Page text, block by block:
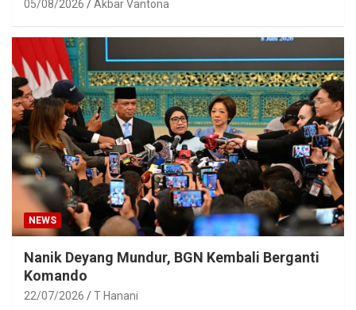
05/08/2026 Akbar Vantona
NEWS
Nanik Deyang Mundur, BGN Kembali Berganti
Komando
22/07/2026 T Hanani